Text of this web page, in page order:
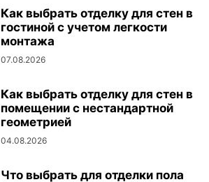
Как выбрать отделку для стен в
гостиной с учетом легкости
монтажа
07.08.2026
Как выбрать отделку для стен в
помещении с нестандартной
геометрией
04.08.2026
Что выбрать для отделки пола